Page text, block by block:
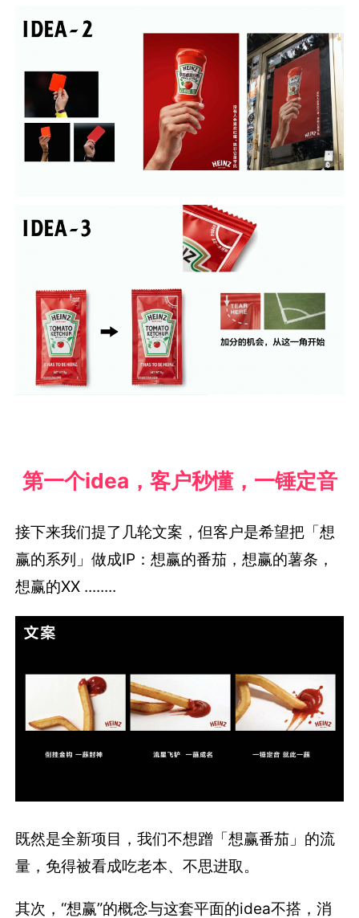
第一个idea，客户秒懂，一锤定音
接下来我们提了几轮文案，但客户是希望把「想
赢的系列」做成IP：想赢的番茄，想赢的薯条，
想赢的XX ........
既然是全新项目，我们不想蹭「想赢番茄」的流
量，免得被看成吃老本、不思进取。
其次，“想赢”的概念与这套平面的idea不搭，消